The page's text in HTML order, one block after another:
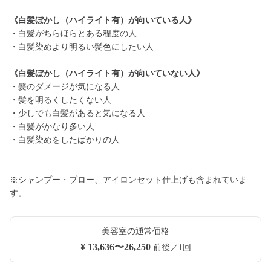
《白髪ぼかし（ハイライト有）が向いている人》
・白髪がちらほらとある程度の人
・白髪染めより明るい髪色にしたい人
《白髪ぼかし（ハイライト有）が向いていない人》
・髪のダメージが気になる人
・髪を明るくしたくない人
・少しでも白髪があると気になる人
・白髪がかなり多い人
・白髪染めをしたばかりの人
※シャンプー・ブロー、アイロンセット仕上げも含まれていま
す。
美容室の通常価格
¥ 13,636〜26,250前後／1回